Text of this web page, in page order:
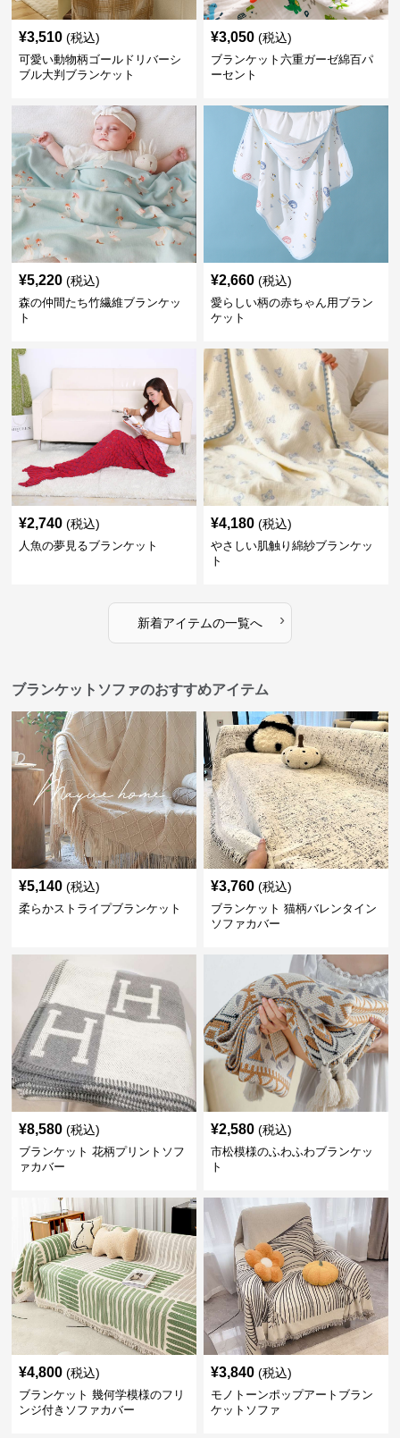
¥3,510 (税込)
可愛い動物柄ゴールドリバーシ
ブル大判ブランケット
¥3,050 (税込)
ブランケット六重ガーゼ綿百パ
ーセント
¥5,220 (税込)
森の仲間たち竹繊維ブランケッ
ト
¥2,660 (税込)
愛らしい柄の赤ちゃん用ブラン
ケット
¥2,740 (税込)
人魚の夢見るブランケット
¥4,180 (税込)
やさしい肌触り綿紗ブランケッ
ト
新着アイテムの一覧へ ›
ブランケットソファのおすすめアイテム
¥5,140 (税込)
柔らかストライプブランケット
¥3,760 (税込)
ブランケット 猫柄バレンタイン
ソファカバー
¥8,580 (税込)
ブランケット 花柄プリントソフ
ァカバー
¥2,580 (税込)
市松模様のふわふわブランケッ
ト
¥4,800 (税込)
ブランケット 幾何学模様のフリ
ンジ付きソファカバー
¥3,840 (税込)
モノトーンポップアートブラン
ケットソファ